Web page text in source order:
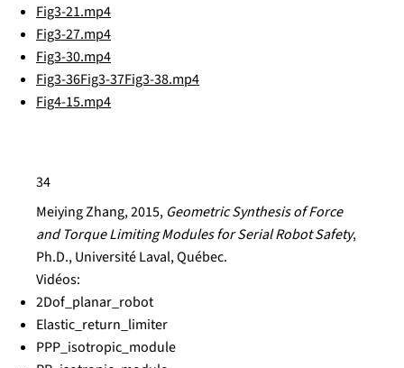
Fig3-21.mp4
Fig3-27.mp4
Fig3-30.mp4
Fig3-36Fig3-37Fig3-38.mp4
Fig4-15.mp4
34
Meiying Zhang, 2015, Geometric Synthesis of Force
and Torque Limiting Modules for Serial Robot Safety,
Ph.D., Université Laval, Québec.
Vidéos:
2Dof_planar_robot
Elastic_return_limiter
PPP_isotropic_module